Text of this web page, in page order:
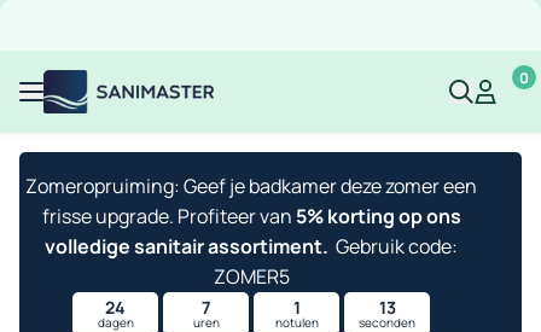
MenuSanimaster MijnMijn
0
Zomeropruiming: Geef je badkamer deze zomer een
frisse upgrade. Profiteer van 5% korting op ons
volledige sanitair assortiment. Gebruik code:
ZOMER5
24
dagen
7
uren
1
notulen
13
seconden